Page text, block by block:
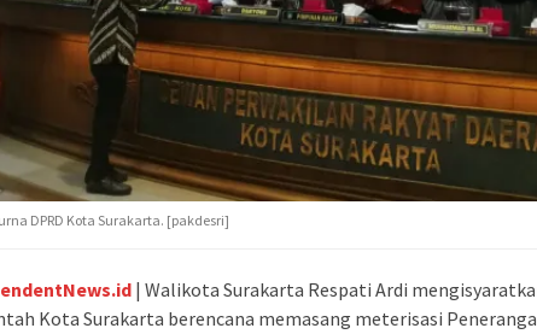
DPRD Kota Surakarta. [pakdesri]
| Walikota Surakarta Respati Ardi
Kota Surakarta berencana memasang meterisasi